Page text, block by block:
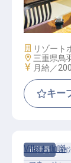
食堂あり
施設業態
リゾート
勤務地
三重県鳥
給与
月給／
キー
正社員
宿
Villa お伽噺